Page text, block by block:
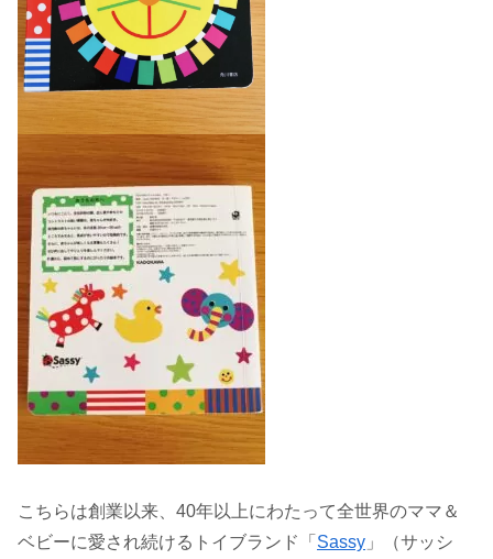
こちらは創業以来、40年以上にわたって全世界のママ＆
ベビーに愛され続けるトイブランド「 Sassy 」（サッシ